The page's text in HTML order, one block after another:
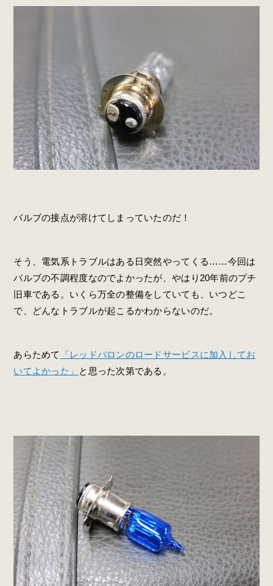
バルブの接点が溶けてしまっていたのだ！
そう、電気系トラブルはある日突然やってくる……今回は
バルブの不調程度なのでよかったが、やはり20年前のプチ
旧車である。いくら万全の整備をしていても、いつどこ
で、どんなトラブルが起こるかわからないのだ。
あらためて
「レッドバロンのロードサービスに加入してお
いてよかった」
と思った次第である。